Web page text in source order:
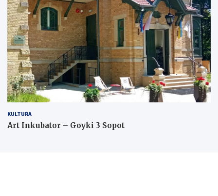
KULTURA
Art Inkubator – Goyki 3 Sopot